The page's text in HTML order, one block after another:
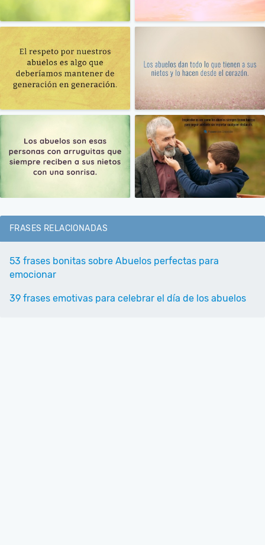
FRASES RELACIONADAS
53 frases bonitas sobre Abuelos perfectas para
emocionar
39 frases emotivas para celebrar el día de los abuelos